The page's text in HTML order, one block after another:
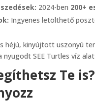
2024-ben 200+
Ingyenes letölthető
Te is?